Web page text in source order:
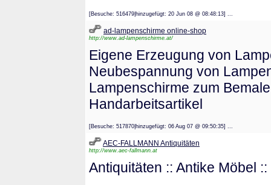
[Besuche: 516479|hinzugefügt: 20 Jun 08 @ 08:48:13] ...
ad-lampenschirme online-shop
http://www.ad-lampenschirme.at/
Eigene Erzeugung von
Neubespannung von
Lampenschirme zum
Handarbeitsartikel
[Besuche: 517870|hinzugefügt: 06 Aug 07 @ 09:50:35] ...
AEC-FALLMANN Antiquitäten
http://www.aec-fallmann.at
Antiquitäten :: Antike Möbel